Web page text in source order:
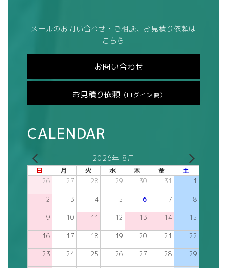
メールのお問い合わせ・ご相談、お見積り依頼は
こちら
お問い合わせ
お見積り依頼 （ログイン要）
CALENDAR
2026年 8月
日 月 火 水 木 金 土
26 27 28 29 30 31 1
2 3 4 5 6 7 8
9 10 11 12 13 14 15
16 17 18 19 20 21 22
23 24 25 26 27 28 29